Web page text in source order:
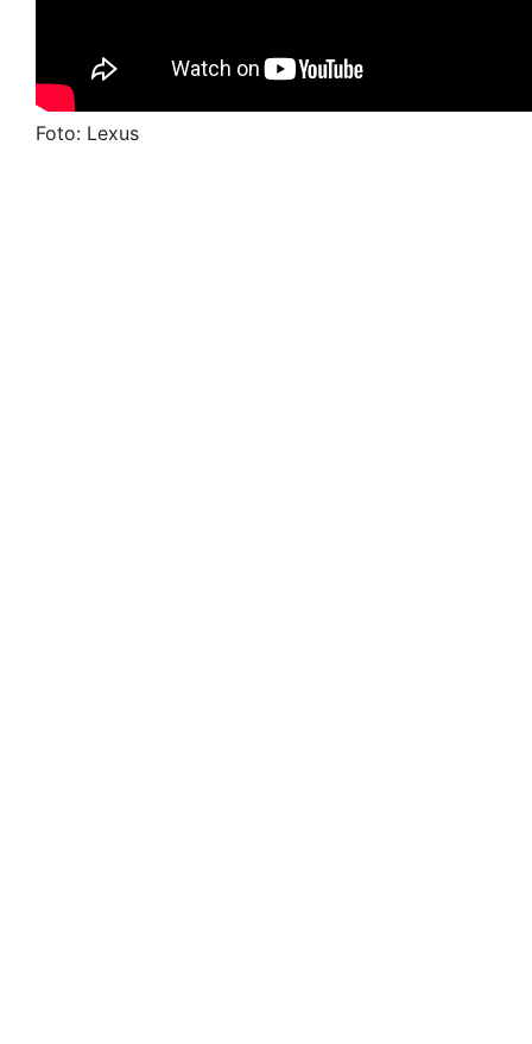
Foto: Lexus